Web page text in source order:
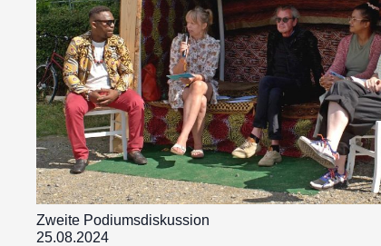
Zweite Podiumsdiskussion
25.08.2024